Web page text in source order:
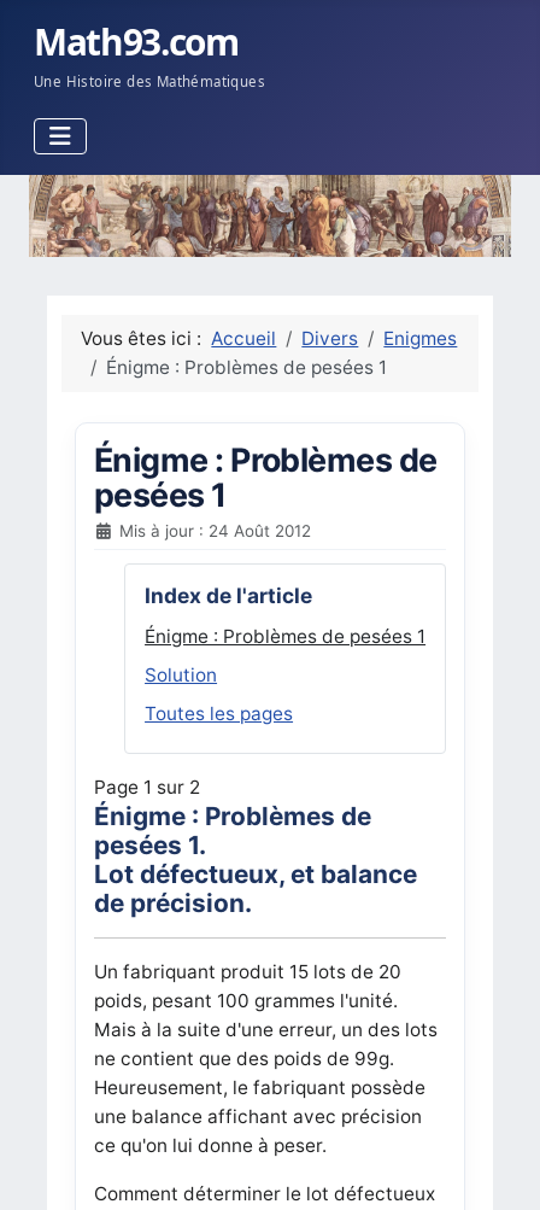
Math93.com
Une Histoire des Mathématiques
Vous êtes ici : Accueil Divers
Enigmes
Énigme : Problèmes de pesées 1
Énigme : Problèmes de
pesées 1
Mis à jour : 24 Août 2012
Index de l'article
Énigme : Problèmes de pesées 1
Solution
Toutes les pages
Page 1 sur 2
Énigme : Problèmes de
pesées 1.
Lot défectueux, et balance
de précision.
Un fabriquant produit 15 lots de 20
poids, pesant 100 grammes l'unité.
Mais à la suite d'une erreur, un des lots
ne contient que des poids de 99g.
Heureusement, le fabriquant possède
une balance affichant avec précision
ce qu'on lui donne à peser.
Comment déterminer le lot défectueux